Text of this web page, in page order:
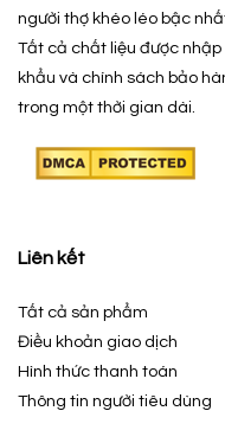
người thợ khéo léo bậc
Tất cả chất liệu được nhập
khẩu và chính sách bảo
trong một thời gian dài.
Liên kết
Tất cả sản phẩm
Điều khoản giao dịch
Hình thức thanh toán
Thông tin người tiêu dùng